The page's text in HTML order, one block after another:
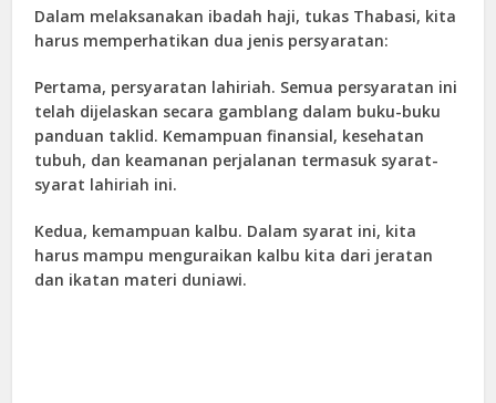
Dalam melaksanakan ibadah haji, tukas Thabasi, kita
harus memperhatikan dua jenis persyaratan:
Pertama, persyaratan lahiriah. Semua persyaratan ini
telah dijelaskan secara gamblang dalam buku-buku
panduan taklid. Kemampuan finansial, kesehatan
tubuh, dan keamanan perjalanan termasuk syarat-
syarat lahiriah ini.
Kedua, kemampuan kalbu. Dalam syarat ini, kita
harus mampu menguraikan kalbu kita dari jeratan
dan ikatan materi duniawi.